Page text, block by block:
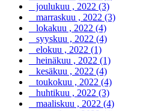
joulukuu , 2022 (3)
marraskuu , 2022 (3)
lokakuu , 2022 (4)
syyskuu , 2022 (4)
elokuu , 2022 (1)
heinäkuu , 2022 (1)
kesäkuu , 2022 (4)
toukokuu , 2022 (4)
huhtikuu , 2022 (3)
maaliskuu , 2022 (4)